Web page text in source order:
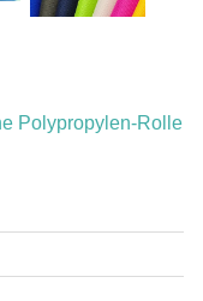
Polypropylen-Rolle